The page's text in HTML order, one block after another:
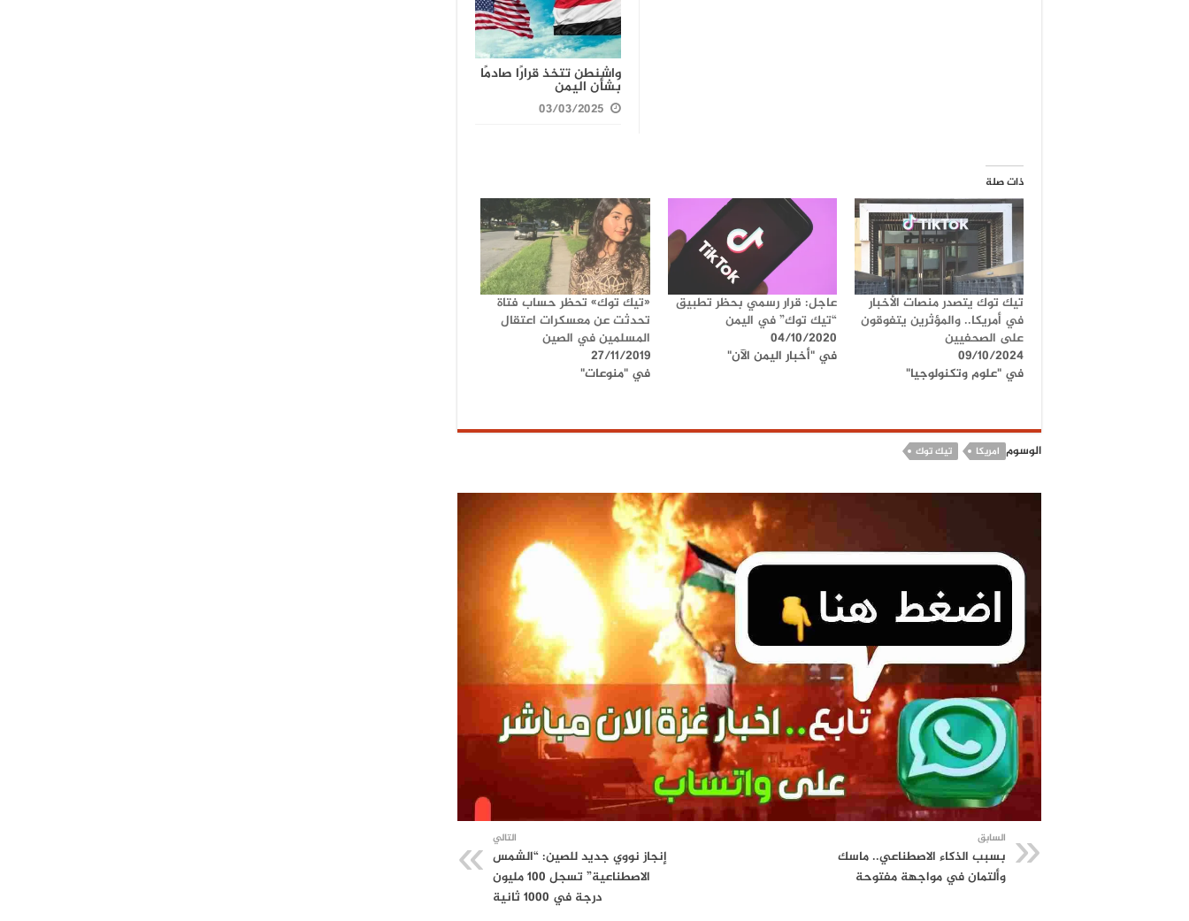
واشنطن تتخذ قرارًا صادمًا
بشأن اليمن
03/03/2025
ذات صلة
تيك توك يتصدر منصات الأخبار
في أمريكا.. والمؤثرين يتفوقون
على الصحفيين
09/10/2024
في "علوم وتكنولوجيا"
عاجل: قرار رسمي بحظر تطبيق
“تيك توك” في اليمن
04/10/2020
في "أخبار اليمن الآن"
«تيك توك» تحظر حساب فتاة
تحدثت عن معسكرات اعتقال
المسلمين في الصين
27/11/2019
في "منوعات"
الوسوم امريكا تيك توك
السابق
بسبب الذكاء الاصطناعي.. ماسك
وألتمان في مواجهة مفتوحة
التالي
إنجاز نووي جديد للصين: “الشمس
الاصطناعية” تسجل 100 مليون
درجة في 1000 ثانية